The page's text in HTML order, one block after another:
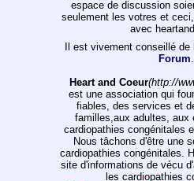
espace de discussion
seulement les votres et
avec
Il est vivement conseillé
Forum.
Heart and Coeur(http://
est une association qui
fiables, des services et
familles,aux adultes, aux
cardiopathies congénitales
Nous tâchons d'être une
cardiopathies congénitales.
site d'informations de vécu
les cardiopathies